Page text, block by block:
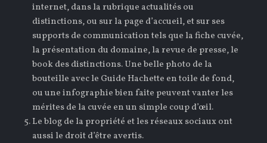
internet, dans la rubrique actualités ou
distinctions, ou sur la page d’accueil, et sur ses
supports de communication tels que la fiche cuvée,
la présentation du domaine, la revue de presse, le
book des distinctions. Une belle photo de la
bouteille avec le Guide Hachette en toile de fond,
ou une infographie bien faite peuvent vanter les
mérites de la cuvée en un simple coup d’œil.
Le blog de la propriété et les réseaux sociaux ont
aussi le droit d’être avertis.